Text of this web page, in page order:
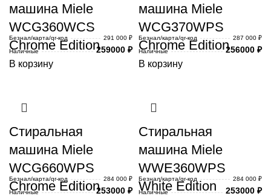
машина Miele
WCG360WCS
Chrome Edition
Безнал/карта/qr-код
291 000 ₽
Наличные
259000 ₽
В корзину
машина Miele
WCG370WPS
Chrome Edition
Безнал/карта/qr-код
287 000 ₽
Наличные
256000 ₽
В корзину
Стиральная
машина Miele
WCG660WPS
Chrome Edition
Безнал/карта/qr-код
284 000 ₽
Наличные
253000 ₽
Стиральная
машина Miele
WWE360WPS
White Edition
Безнал/карта/qr-код
284 000 ₽
Наличные
253000 ₽